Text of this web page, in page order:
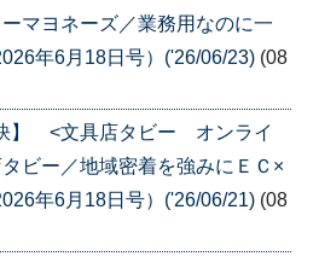
マヨネーズ／業務用なのに一
年6月18日号）('26/06/23) (08
】 <文具店タビー オンライ
ビー／地域密着を強みにＥＣ×
年6月18日号）('26/06/21) (08